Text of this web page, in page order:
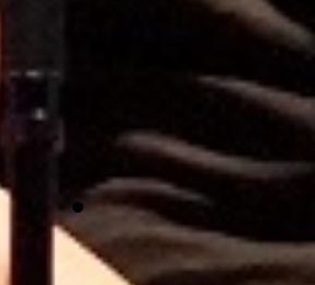
MPR
Prüfung in den Fächern
in Französisch.